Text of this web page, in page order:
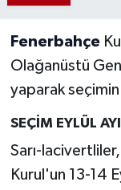
Fenerbahçe
Olağanüstü
yaparak seçimin
SEÇİM EYLÜL
Sarı-
Kurul'un 13-14